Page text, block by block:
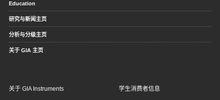
Education
研究与新闻主页
分析与分级主页
关于 GIA 主页
关于 GIA Instruments 学生消费者信息